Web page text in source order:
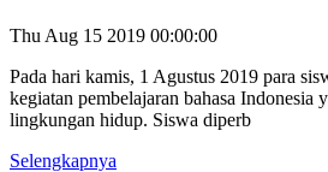
Thu Aug 15 2019 00:00:00
Pada hari kamis, 1 Agustus 2019 para
kegiatan pembelajaran bahasa Indonesia
lingkungan hidup. Siswa diperb
Selengkapnya